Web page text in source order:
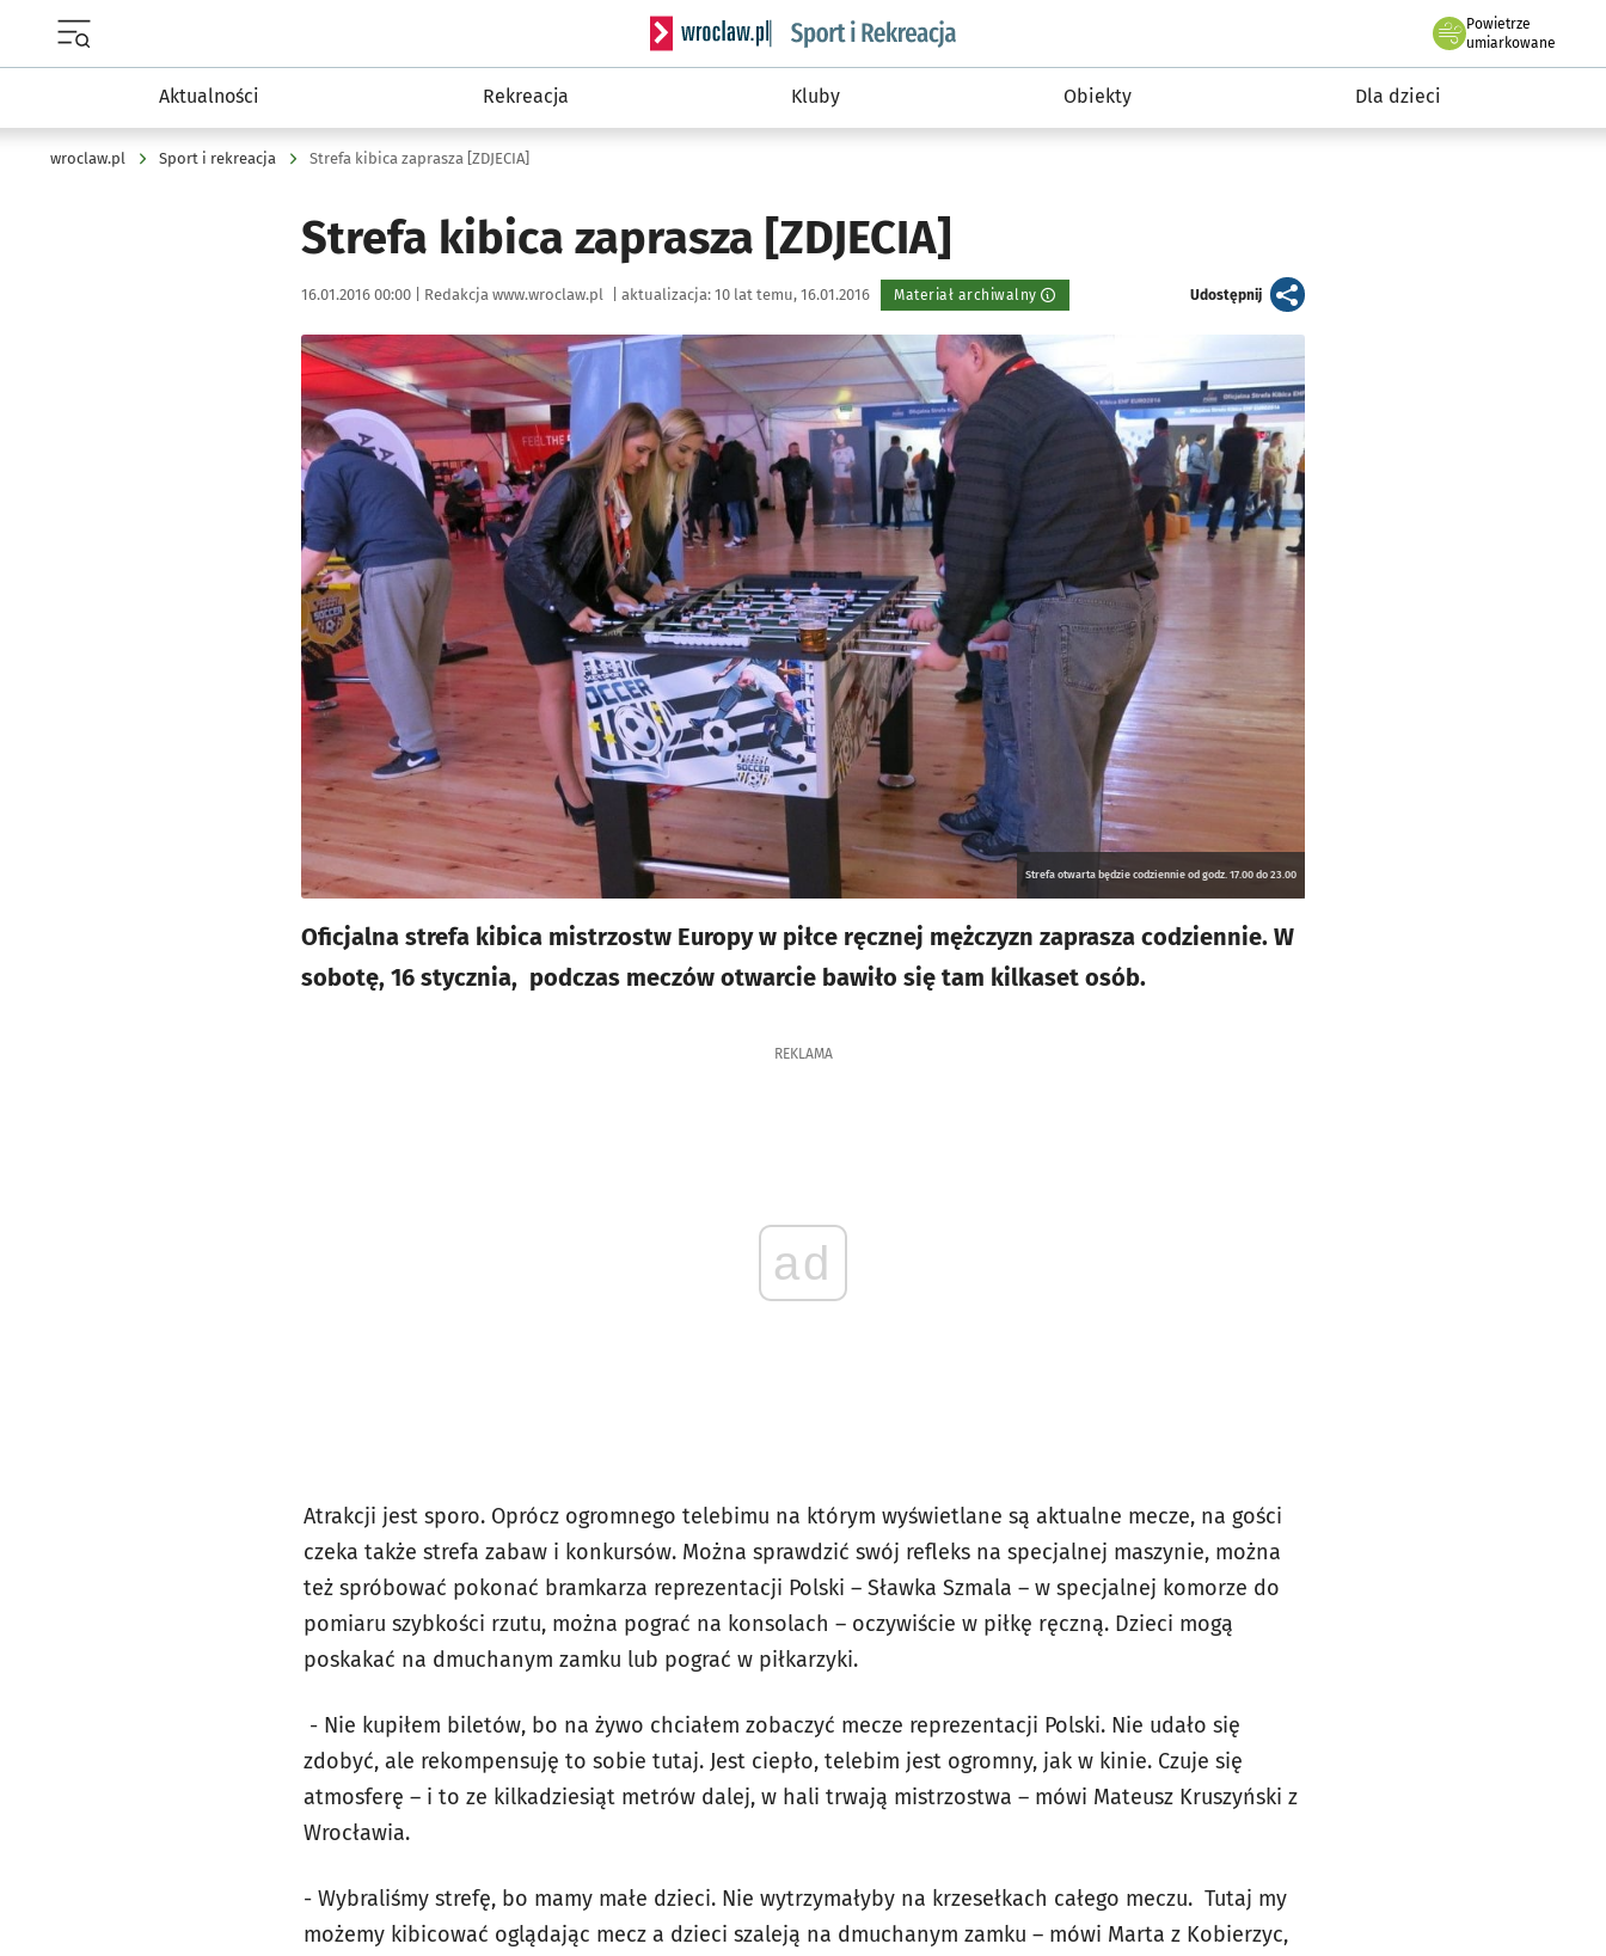
Serwis informacyjny wroclaw.pl podserwis: Sport i rekreacja
Powietrze
we Wrocławiu
umiarkowane
Aktualności Rekreacja Kluby Obiekty Dla dzieci
wroclaw.pl Sport i rekreacja Strefa kibica zaprasza [ZDJECIA]
Strefa kibica zaprasza [ZDJECIA]
Data publikacji:
16.01.2016 00:00 | Autor:
Redakcja www.wroclaw.pl aktualizacja: 10 lat temu, 16.01.2016 Materiał archiwalny Udostępnijartykuł
Kliknij, aby powiększyć
Strefa otwarta będzie codziennie od godz. 17.00 do 23.00
Oficjalna strefa kibica mistrzostw Europy w piłce ręcznej mężczyzn zaprasza codziennie. W
sobotę, 16 stycznia, podczas meczów otwarcie bawiło się tam kilkaset osób.
REKLAMA
ad
Atrakcji jest sporo. Oprócz ogromnego telebimu na którym wyświetlane są aktualne mecze, na gości
czeka także strefa zabaw i konkursów. Można sprawdzić swój refleks na specjalnej maszynie, można
też spróbować pokonać bramkarza reprezentacji Polski – Sławka Szmala – w specjalnej komorze do
pomiaru szybkości rzutu, można pograć na konsolach – oczywiście w piłkę ręczną. Dzieci mogą
poskakać na dmuchanym zamku lub pograć w piłkarzyki.
- Nie kupiłem biletów, bo na żywo chciałem zobaczyć mecze reprezentacji Polski. Nie udało się
zdobyć, ale rekompensuję to sobie tutaj. Jest ciepło, telebim jest ogromny, jak w kinie. Czuje się
atmosferę – i to ze kilkadziesiąt metrów dalej, w hali trwają mistrzostwa – mówi Mateusz Kruszyński z
Wrocławia.
- Wybraliśmy strefę, bo mamy małe dzieci. Nie wytrzymałyby na krzesełkach całego meczu. Tutaj my
możemy kibicować oglądając mecz a dzieci szaleją na dmuchanym zamku – mówi Marta z Kobierzyc,